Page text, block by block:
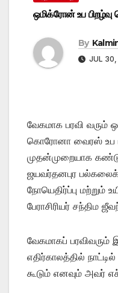
ஒமிக்ரோன் உப
By
JUL
வேகமாக பரவி வரும்
கொரோனா வைரஸ் உப
முதன்முறையாக
ஜயவர்தனபுர
நோயெதிர்ப்பு மற்றும்
பேராசிரியர் சந்திம
வேகமாகப் பரவிவரும்
எதிர்காலத்தில்
கூடும் எனவும் அவர்